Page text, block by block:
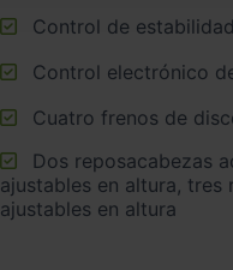
Control de estabilidad
Control electrónico
Cuatro frenos de
ajustables en altura, tres
ajustables en altura